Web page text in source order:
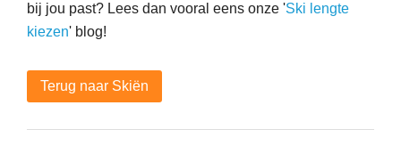
bij jou past? Lees dan vooral eens onze 'Ski lengte
kiezen' blog!
Terug naar Skiën